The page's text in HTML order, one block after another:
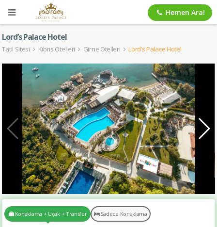
Hemen Ara!
Lord’s Palace Hotel
Tatil Sitesi Kıbrıs Otelleri Girne Otelleri Lord’s Palace Hotel
Konaklama + Uçak + Transfer Sadece Konaklama